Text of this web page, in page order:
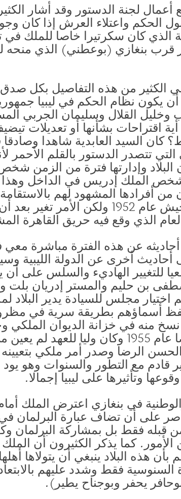
أعمال لجنة الدستور وقد أشار
الحكم واعتلاء العرش إذا كان
الذي كان سكرتيرا خاصا للملك في
قرب بنغازي (بوعطني) الذي منحه
الكثير من هذه التفاصيل بكل
يكون نظام الحكم في ليبيا
وخليل القلال وسليمان الجربي
أية اقتراحات بشأنها أو تعديلات
كان السيد العابدية شاهدا
تتصدر الدستور بالقلم الأحمر
البلاد وإدارتها فترة من الزمن
بشخص الملك إدريس في الداخل
من أفرادها المشهود لهم
للعهد في مصر قبل حركة الجيش عام
الذي وقع فيه حريق القاهرة
أحاديثه عن هذه الفترة مباشرة
إضافة إلى أحاديث أخرى عن الدولة
للتغيير الهاديء والسلس على
بن حليم والمستر إدريان بلت
اختيار مجلس للسيادة يدير
بطريقة سرية في
منه في خزانة الديوان الملكي
توفي أخوه الأمير محمد الرضا عام 1955
الحسن الرضا وصدر أمر ملكي
قادم مع التطور والسنوات وهو
وتأثيرها على ليبيا إجمالا.
في بنغازي اعترض الملك
على أن تضاف عبارة البرلمان
قبله فقط بل بمشاركة البرلمان
الأمور. كما يذكر الكثيرون أن
بأن هذه البلاد ينبغي أن يتولاها
فقط وشدد عليهم بالابتعاد
يحفر وبوجناح يطير).